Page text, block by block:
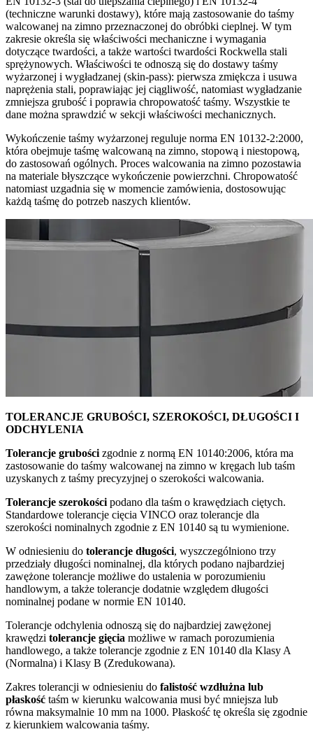
(techniczne warunki dostawy), które mają zastosowanie do taśmy
walcowanej na zimno przeznaczonej do obróbki cieplnej. W tym
zakresie określa się właściwości mechaniczne i wymagania
dotyczące twardości, a także wartości twardości Rockwella stali
sprężynowych. Właściwości te odnoszą się do dostawy taśmy
wyżarzonej i wygładzanej (skin-pass): pierwsza zmiękcza i usuwa
naprężenia stali, poprawiając jej ciągliwość, natomiast wygładzanie
zmniejsza grubość i poprawia chropowatość taśmy. Wszystkie te
dane można sprawdzić w sekcji właściwości mechanicznych.
Wykończenie taśmy wyżarzonej reguluje norma EN 10132-2:2000,
która obejmuje taśmę walcowaną na zimno, stopową i niestopową,
do zastosowań ogólnych. Proces walcowania na zimno pozostawia
na materiale błyszczące wykończenie powierzchni. Chropowatość
natomiast uzgadnia się w momencie zamówienia, dostosowując
każdą taśmę do potrzeb naszych klientów.
TOLERANCJE GRUBOŚCI, SZEROKOŚCI, DŁUGOŚCI I
ODCHYLENIA
Tolerancje grubości zgodnie z normą EN 10140:2006, która ma
zastosowanie do taśmy walcowanej na zimno w kręgach lub taśm
uzyskanych z taśmy precyzyjnej o szerokości walcowania.
Tolerancje szerokości podano dla taśm o krawędziach ciętych.
Standardowe tolerancje cięcia VINCO oraz tolerancje dla
szerokości nominalnych zgodnie z EN 10140 są tu wymienione.
W odniesieniu do tolerancje długości, wyszczególniono trzy
przedziały długości nominalnej, dla których podano najbardziej
zawężone tolerancje możliwe do ustalenia w porozumieniu
handlowym, a także tolerancje dodatnie względem długości
nominalnej podane w normie EN 10140.
Tolerancje odchylenia odnoszą się do najbardziej zawężonej
krawędzi tolerancje gięcia możliwe w ramach porozumienia
handlowego, a także tolerancje zgodnie z EN 10140 dla Klasy A
(Normalna) i Klasy B (Zredukowana).
Zakres tolerancji w odniesieniu do falistość wzdłużna lub
płaskość taśm w kierunku walcowania musi być mniejsza lub
równa maksymalnie 10 mm na 1000. Płaskość tę określa się zgodnie
z kierunkiem walcowania taśmy.